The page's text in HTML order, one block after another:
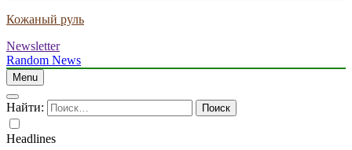
Кожаный руль
Newsletter
Random News
Menu
Найти:
Headlines